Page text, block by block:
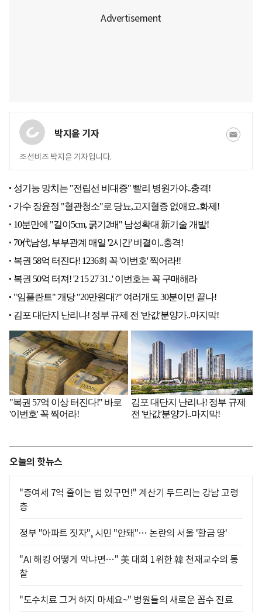
박지윤 기자
조선비즈 박지윤 기자입니다.
오늘의 핫뉴스
"증여세 7억 줄이는 법 있구먼!" 계산기 두드리는 강남 고령
층
정부 "아파트 짓자", 시민 "안돼"… 논란의 서울 '황금 땅'
"AI 해킹 어떻게 막냐면…" 美 대회 1위한 韓 천재교수의 통
찰
"도수치료 그거 하지 마세요~" 병원들의 새로운 꼼수 진료